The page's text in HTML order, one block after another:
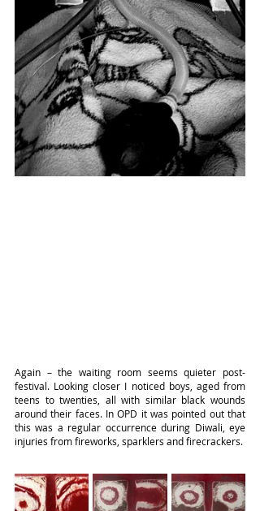
Again – the waiting room seems quieter post-
festival. Looking closer I noticed boys, aged from
teens to twenties, all with similar black wounds
around their faces. In OPD it was pointed out that
this was a regular occurrence during Diwali, eye
injuries from fireworks, sparklers and firecrackers.